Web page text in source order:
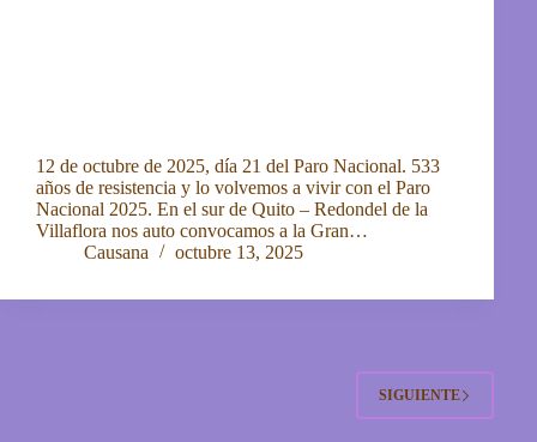
12 de octubre de 2025, día 21 del Paro Nacional. 533
años de resistencia y lo volvemos a vivir con el Paro
Nacional 2025. En el sur de Quito – Redondel de la
Villaflora nos auto convocamos a la Gran…
Causana
octubre 13, 2025
SIGUIENTE